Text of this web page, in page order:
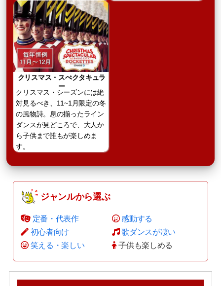
クリスマス・スぺクタキュラ
ー
クリスマス・シーズンには絶
対見るべき、11~1月限定の冬
の風物詩。息の揃ったライン
ダンスが見どころで、大人か
ら子供まで誰もが楽しめま
す。
ジャンルから選ぶ
定番・代表作
初心者向け
笑える・楽しい
感動する
歌ダンスが凄い
子供も楽しめる